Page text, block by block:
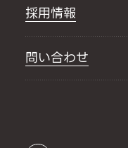
採用情報
問い合わせ